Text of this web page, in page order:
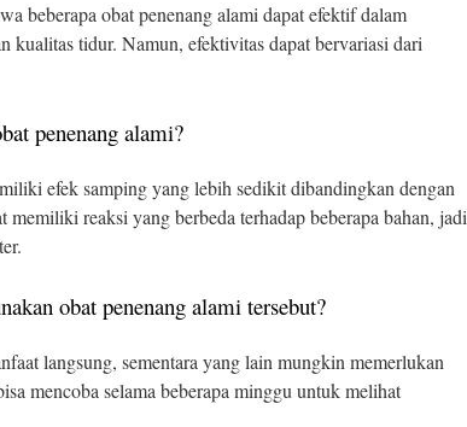
beberapa obat penenang alami dapat efektif dalam
kualitas tidur. Namun, efektivitas dapat bervariasi dari
penenang alami?
efek samping yang lebih sedikit dibandingkan dengan
reaksi yang berbeda terhadap beberapa bahan, jadi
obat penenang alami tersebut?
langsung, sementara yang lain mungkin memerlukan
mencoba selama beberapa minggu untuk melihat